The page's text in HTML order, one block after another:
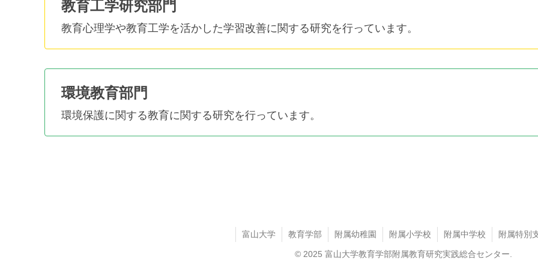
教育工学研究部門
教育心理学や教育工学を活かした学習改善に関する研究を行っています。
環境教育部門
環境保護に関する教育に関する研究を行っています。
富山大学 教育学部 附属幼稚園 附属小学校 附属中学校 附属特別
© 2025 富山大学教育学部附属教育研究実践総合センター.